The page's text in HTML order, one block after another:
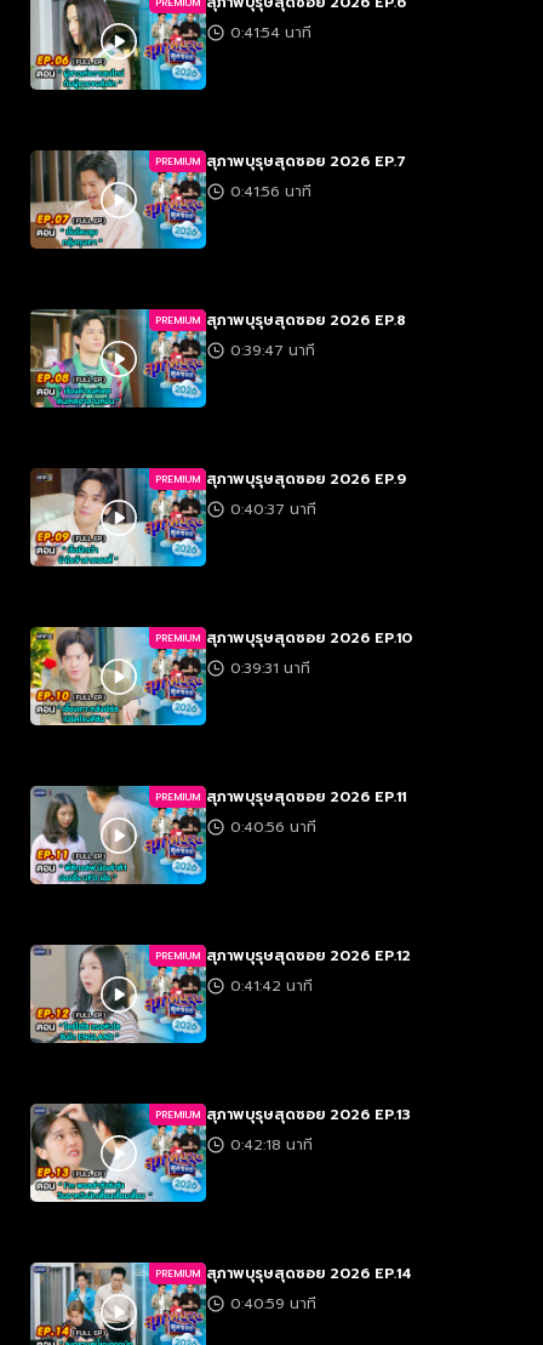
0:41:54 นาที
PREMIUM สุภาพบุรุษสุดซอย 2026 EP.7
0:41:56 นาที
PREMIUM สุภาพบุรุษสุดซอย 2026 EP.8
0:39:47 นาที
PREMIUM สุภาพบุรุษสุดซอย 2026 EP.9
0:40:37 นาที
PREMIUM สุภาพบุรุษสุดซอย 2026 EP.10
0:39:31 นาที
PREMIUM สุภาพบุรุษสุดซอย 2026 EP.11
0:40:56 นาที
PREMIUM สุภาพบุรุษสุดซอย 2026 EP.12
0:41:42 นาที
PREMIUM สุภาพบุรุษสุดซอย 2026 EP.13
0:42:18 นาที
PREMIUM สุภาพบุรุษสุดซอย 2026 EP.14
0:40:59 นาที